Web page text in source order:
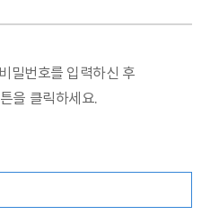
밀번호를 입력하신 후
을 클릭하세요.